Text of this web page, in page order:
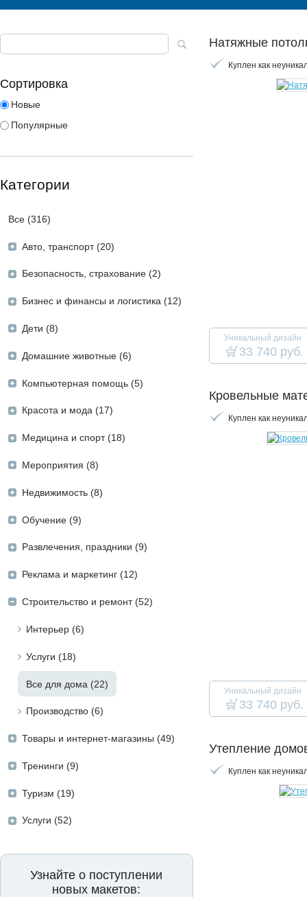
Сортировка
Новые
Популярные
Категории
Все (316)
Авто, транспорт (20)
Безопасность, страхование (2)
Бизнес и финансы и логистика (12)
Дети (8)
Домашние животные (6)
Компьютерная помощь (5)
Красота и мода (17)
Медицина и спорт (18)
Мероприятия (8)
Недвижимость (8)
Обучение (9)
Развлечения, праздники (9)
Реклама и маркетинг (12)
Строительство и ремонт (52)
Интерьер (6)
Услуги (18)
Все для дома (22)
Производство (6)
Товары и интернет-магазины (49)
Тренинги (9)
Туризм (19)
Услуги (52)
Узнайте о поступлении
новых макетов:
Натяжные
Куплен как
Уникальный дизайн
33 740 руб.
Кровельные
Куплен как
Уникальный дизайн
33 740 руб.
Утепление
Куплен как